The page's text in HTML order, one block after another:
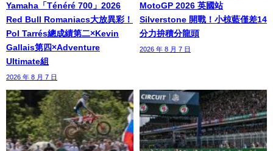
Yamaha「Ténéré 700」2026
Red Bull Romaniacs大放異彩！
Pol Tarrés總成績第二×Kevin
Gallais第四×Adventure
Ultimate組
2026 年 8 月 7 日
MotoGP 2026 英國站
Silverstone 開戰！小椋藍僅差14
分力拚積分龍頭
2026 年 8 月 7 日